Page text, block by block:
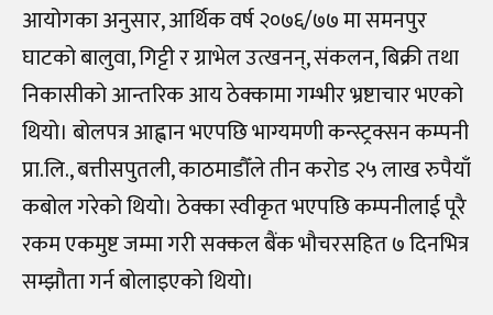
आयोगका अनुसार, आर्थिक वर्ष २०७६/७७ मा समनपुर
घाटको बालुवा, गिट्टी र ग्राभेल उत्खनन्, संकलन, बिक्री तथा
निकासीको आन्तरिक आय ठेक्कामा गम्भीर भ्रष्टाचार भएको
थियो। बोलपत्र आह्वान भएपछि भाग्यमणी कन्स्ट्रक्सन कम्पनी
प्रा.लि., बत्तीसपुतली, काठमाडौँले तीन करोड २५ लाख रुपैयाँ
कबोल गरेको थियो। ठेक्का स्वीकृत भएपछि कम्पनीलाई पूरै
रकम एकमुष्ट जम्मा गरी सक्कल बैंक भौचरसहित ७ दिनभित्र
सम्झौता गर्न बोलाइएको थियो।